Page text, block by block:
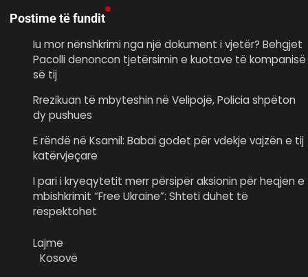
Postime të fundit
Iu mor nënshkrimi nga një dokument i vjetër? Behgjet
Pacolli denoncon tjetërsimin e kuotave të kompanisë
së tij
Rrezikuan të mbyteshin në Velipojë, Policia shpëton
dy pushues
E rëndë në Ksamil: Babai godet për vdekje vajzën e tij
katërvjeçare
I pari i kryeqytetit merr përsipër aksionin për heqjen e
mbishkrimit “Free Ukraine”: Shteti duhet të
respektohet
Lajme
Kosovë